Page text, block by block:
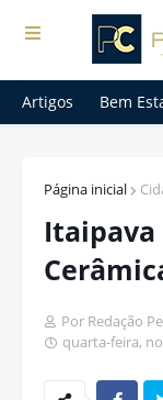
Artigos Bem
Página inicial
Itaipava
Por Redação
quarta-feira,